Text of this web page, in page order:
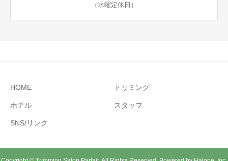
（水曜定休日）
HOME トリミング
ホテル スタッフ
SNS/リンク